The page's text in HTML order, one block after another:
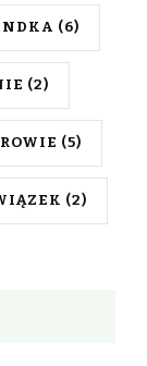
(6)
(2)
(5)
(2)